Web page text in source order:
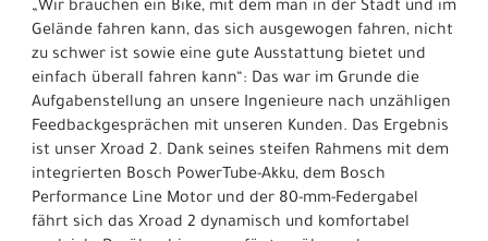
„Wir brauchen ein Bike, mit dem man in der Stadt und im
Gelände fahren kann, das sich ausgewogen fahren, nicht
zu schwer ist sowie eine gute Ausstattung bietet und
einfach überall fahren kann“: Das war im Grunde die
Aufgabenstellung an unsere Ingenieure nach unzähligen
Feedbackgesprächen mit unseren Kunden. Das Ergebnis
ist unser Xroad 2. Dank seines steifen Rahmens mit dem
integrierten Bosch PowerTube-Akku, dem Bosch
Performance Line Motor und der 80-mm-Federgabel
fährt sich das Xroad 2 dynamisch und komfortabel